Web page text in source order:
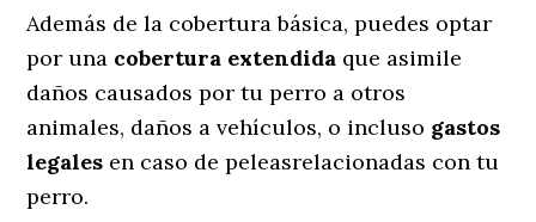
Además de la cobertura básica, puedes optar
por una cobertura extendida que asimile
daños causados por tu perro a otros
animales, daños a vehículos, o incluso gastos
legales en caso de peleasrelacionadas con tu
perro.